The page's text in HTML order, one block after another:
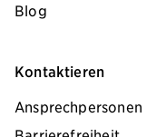
Blog
Kontaktieren
Ansprechpersonen